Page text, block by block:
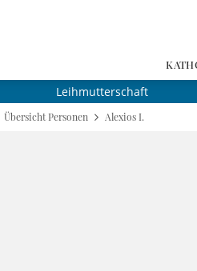
Leihmutterschaft
Übersicht Personen Alexios I.